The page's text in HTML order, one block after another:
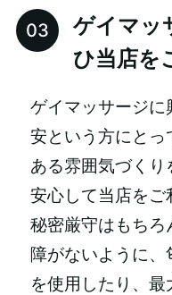
ゲイマッ
ひ当店を
ゲイマッサージに
安という方にと
ある雰囲気づくり
安心して当店をご
秘密厳守はもちろ
障がないように、
を使用したり、最